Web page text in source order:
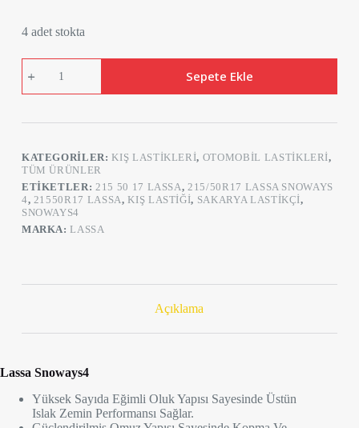
4 adet stokta
215/50R17
Snoways4
(Üretim
Tarihi:
2022)
adet
Sepete Ekle
KATEGORILER:KIŞ LASTIKLERI, OTOMOBIL LASTIKLERI,
TÜM ÜRÜNLER
ETIKETLER:215 50 17 LASSA,215/50R17 LASSA SNOWAYS
4, 21550R17 LASSA,KIŞ LASTIĞI, SAKARYA LASTIKÇI,
SNOWAYS4
MARKA:LASSA
Açıklama
Lassa Snoways4
Yüksek Sayıda Eğimli Oluk Yapısı Sayesinde Üstün
Islak Zemin Performansı Sağlar.